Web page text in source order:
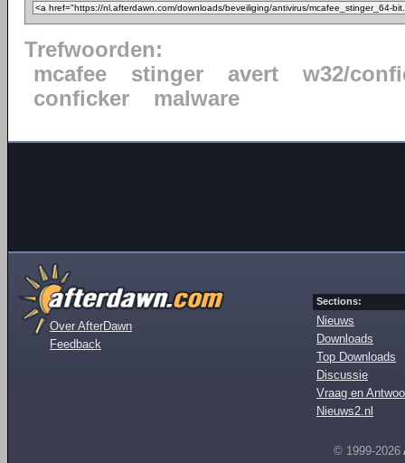
Trefwoorden:
mcafee
stinger avert
w32/
conficker
malware
Over AfterDawn
Feedback
Sections:
Nieuws
Downloads
Top Downloads
Discussie
Vraag en
Nieuws2.nl
© 1999-2026